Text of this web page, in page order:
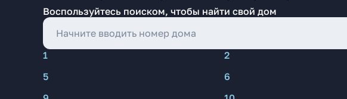
Воспользуйтесь поиском, чтобы найти свой дом
1 2
5
6